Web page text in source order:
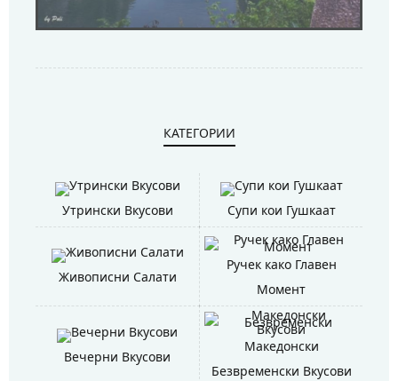
КАТЕГОРИИ
Утрински Вкусови Супи кои Гушкаат
Живописни Салати
Ручек како Главен
Момент
Вечерни Вкусови
Македонски
Безвременски Вкусови